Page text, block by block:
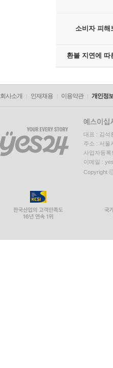
소비자 피해
환불 지연에 따
회사소개 인재채용 이용약관 개인정
대표 : 김석
주소 : 서울
사업자등
이메일 :
Copyright